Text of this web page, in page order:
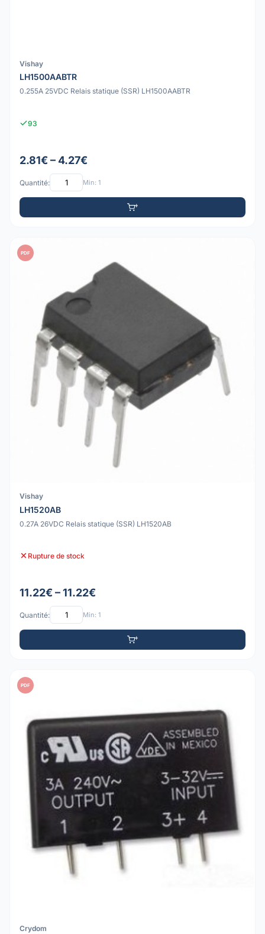
Vishay
LH1500AABTR
0.255A 25VDC Relais statique (SSR) LH1500AABTR
93
2.81€ – 4.27€
Quantité: Min: 1
PDF
Vishay
LH1520AB
0.27A 26VDC Relais statique (SSR) LH1520AB
Rupture de stock
11.22€ – 11.22€
Quantité: Min: 1
PDF
Crydom